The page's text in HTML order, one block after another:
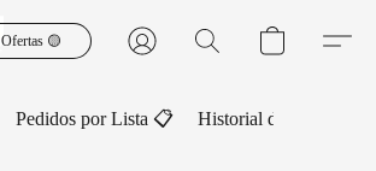
Ofertas 🟡
Pedidos por Lista 📋 Historial de Pedidos